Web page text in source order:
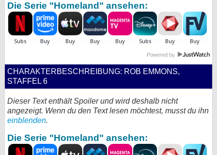
Die Serie "Homeland" ansehen:
Powered by
CHARAKTERBESCHREIBUNG: ROB EMMONS,
STAFFEL 6
Dieser Text enthält Spoiler und wird deshalb nicht
angezeigt. Wenn du den Text lesen möchtest, musst du ihn
einblenden.
Die Serie "Homeland" ansehen:
SERVICE
Gewinnspiele
Forum
bei X
Nutzungsbedingungen